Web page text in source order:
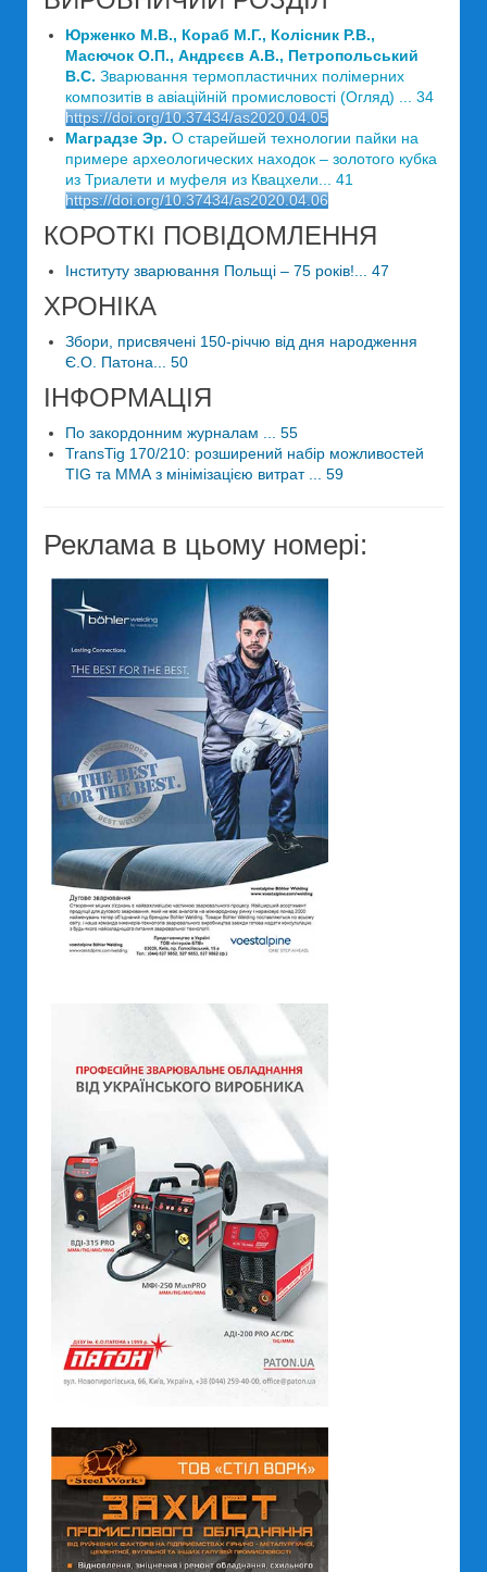
Юрженко М.В., Кораб М.Г., Колісник Р.В.,
Масючок О.П., Андрєєв А.В., Петропольський
В.С. Зварювання термопластичних полімерних
композитів в авіаційній промисловості (Огляд) ... 34
https://doi.org/10.37434/as2020.04.05
Маградзе Эр. О старейшей технологии пайки на
примере археологических находок – золотого кубка
из Триалети и муфеля из Квацхели... 41
https://doi.org/10.37434/as2020.04.06
КОРОТКІ ПОВІДОМЛЕННЯ
Інституту зварювання Польщі – 75 років!... 47
ХРОНІКА
Збори, присвячені 150-річчю від дня народження
Є.О. Патона... 50
ІНФОРМАЦІЯ
По закордонним журналам ... 55
TransTig 170/210: розширений набір можливостей
TIG та ММА з мінімізацією витрат ... 59
Реклама в цьому номері: